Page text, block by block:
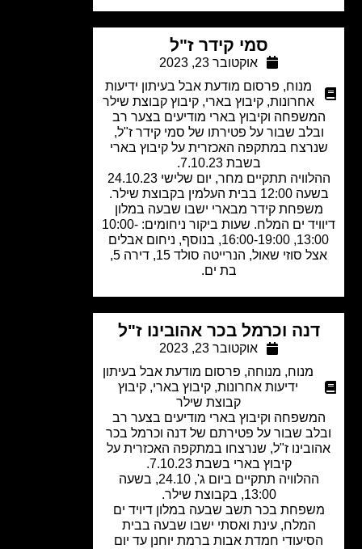
סמי קידר ז"ל
אוקטובר 23, 2023
מנוח,
פרסום מודעת אבל בעיתון ידיעות
אחרונות,קיבוץ בארי,קיבוץ קבוצת שילר
וקיבוץ בארי מודיעים בצער רב
שבור על פטירתו של סמי קידר ז"ל,
במתקפה האכזרית על קיבוץ בארי
ההלוויה תתקיים מחר, יום שלישי 24.10.23
קידר מבארי ישבו שבעה במלון
דיוויד ים המלח. שעות ביקור ניחומים: 10:00-
13:00, 16:00-19:00, בנוסף, ניחום אבלים
אצל סוזי שאול, הנרייטה סולד 15, דירה 5,
דנה וכרמל בכר אהובינו ז"ל
אוקטובר 23, 2023
מנוחה, פרסום מודעת אבל בעיתון
ידיעות אחרונות,קיבוץ בארי,קיבוץ
קבוצת שילר
וקיבוץ בארי מודיעים בצער רב
שבור על פטירתם של דנה וכרמל בכר
ז"ל, שנרצחו במתקפה האכזרית על
קיבוץ בארי בשבת 7.10.23.
ההלוויה תתקיים ביום ג', 24.10, בשעה
בכר תשב שבעה במלון דיויד ים
המלח, עינת ואסתי ישבו שבעה בבית
חמדת אבות ברמת יוחנן עד יום